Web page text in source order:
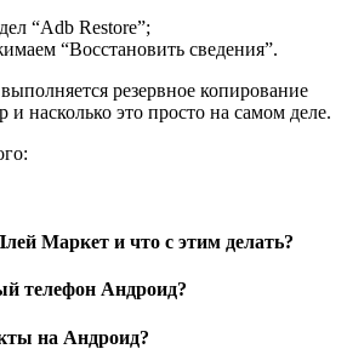
“Adb Restore”;
“Восстановить сведения”.
резервное копирование
насколько это просто на самом деле.
Маркет и что с этим делать?
телефон Андроид?
на Андроид?